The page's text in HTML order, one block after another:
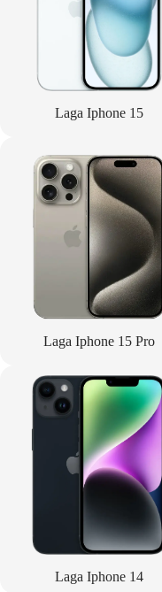
Laga Iphone 15
Laga Iphone 15 Pro
Laga Iphone 14